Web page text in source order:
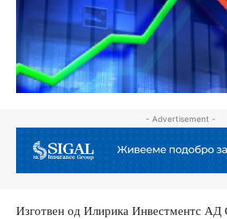
- Advertisement -
Изготвен од Илирика Инвестментс АД